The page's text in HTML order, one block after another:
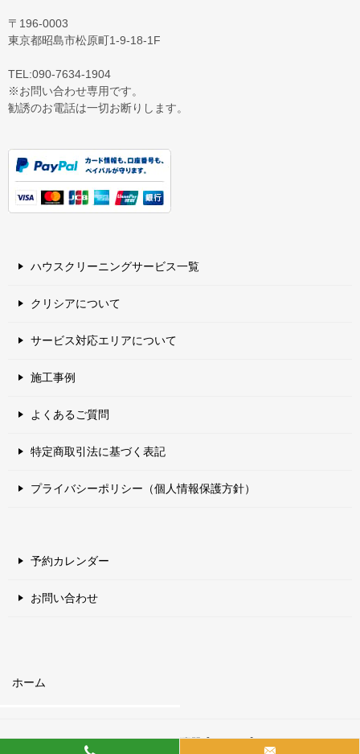
〒196-0003
東京都昭島市松原町1-9‐18‐1F
TEL:090-7634-1904
※お問い合わせ専用です。
勧誘のお電話は一切お断りします。
ハウスクリーニングサービス一覧
クリシアについて
サービス対応エリアについて
施工事例
よくあるご質問
特定商取引法に基づく表記
プライバシーポリシー（個人情報保護方針）
予約カレンダー
お問い合わせ
ホーム
© 2017 エアコン・ハウスクリーニング専門【クリシア】